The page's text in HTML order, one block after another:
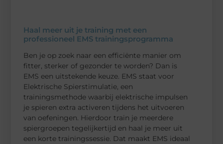
Haal meer uit je training met een
professioneel EMS trainingsprogramma
Ben je op zoek naar een efficiënte manier om
fitter, sterker of gezonder te worden? Dan is
EMS een uitstekende keuze. EMS staat voor
Elektrische Spierstimulatie, een
trainingsmethode waarbij elektrische impulsen
je spieren extra activeren tijdens het uitvoeren
van oefeningen. Hierdoor train je meerdere
spiergroepen tegelijkertijd en haal je meer uit
een korte trainingssessie. Dat maakt EMS ideaal